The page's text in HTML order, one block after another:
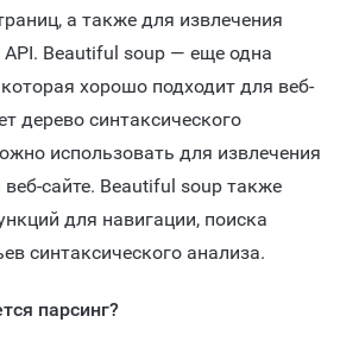
а также для извлечения
Beautiful soup — еще одна
хорошо подходит для веб-
дерево синтаксического
использовать для извлечения
сайте. Beautiful soup также
для навигации, поиска
синтаксического анализа.
парсинг?